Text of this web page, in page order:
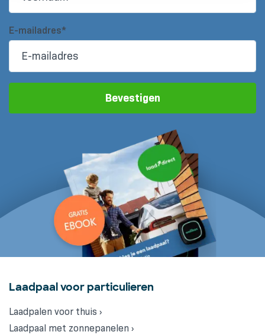
E-mailadres*
Bevestigen
Laadpaal voor particulieren
Laadpalen voor thuis ›
Laadpaal met zonnepanelen ›